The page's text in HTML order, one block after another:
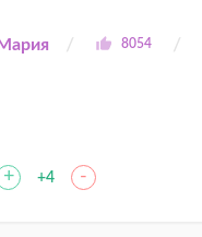
Мария 8054
+ +4 -